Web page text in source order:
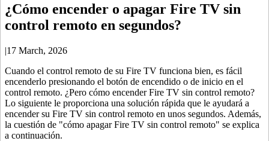
¿Cómo encender o apagar Fire TV sin
control remoto en segundos?
|17 March, 2026
Cuando el control remoto de su Fire TV funciona bien, es fácil
encenderlo presionando el botón de encendido o de inicio en el
control remoto. ¿Pero cómo encender Fire TV sin control remoto?
Lo siguiente le proporciona una solución rápida que le ayudará a
encender su Fire TV sin control remoto en unos segundos. Además,
la cuestión de "cómo apagar Fire TV sin control remoto" se explica
a continuación.